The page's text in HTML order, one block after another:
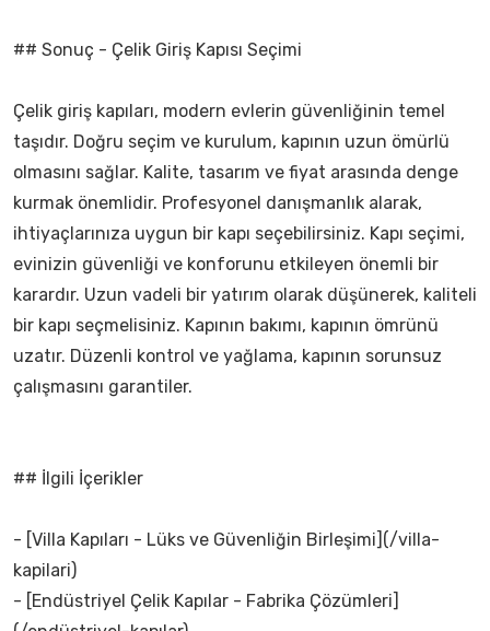
## Sonuç - Çelik Giriş Kapısı Seçimi
Çelik giriş kapıları, modern evlerin güvenliğinin temel
taşıdır. Doğru seçim ve kurulum, kapının uzun ömürlü
olmasını sağlar. Kalite, tasarım ve fiyat arasında denge
kurmak önemlidir. Profesyonel danışmanlık alarak,
ihtiyaçlarınıza uygun bir kapı seçebilirsiniz. Kapı seçimi,
evinizin güvenliği ve konforunu etkileyen önemli bir
karardır. Uzun vadeli bir yatırım olarak düşünerek, kaliteli
bir kapı seçmelisiniz. Kapının bakımı, kapının ömrünü
uzatır. Düzenli kontrol ve yağlama, kapının sorunsuz
çalışmasını garantiler.
## İlgili İçerikler
- [Villa Kapıları - Lüks ve Güvenliğin Birleşimi](/villa-
kapilari)
- [Endüstriyel Çelik Kapılar - Fabrika Çözümleri]